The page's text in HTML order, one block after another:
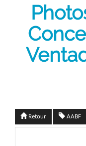
Retour AABF